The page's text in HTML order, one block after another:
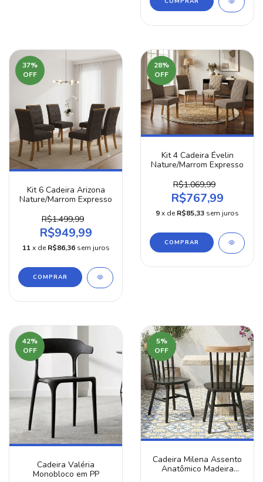
37%
OFF
Kit 6 Cadeira Arizona
Nature/Marrom Expresso
R$1.499,99
R$949,99
11 x de R$86,36 sem juros
28%
OFF
Kit 4 Cadeira Évelin
Nature/Marrom Expresso
R$1.069,99
R$767,99
9x de R$85,33 sem juros
42%
OFF
Cadeira Valéria
Monobloco em PP
5%
OFF
Cadeira Milena Assento
Anatômico Madeira